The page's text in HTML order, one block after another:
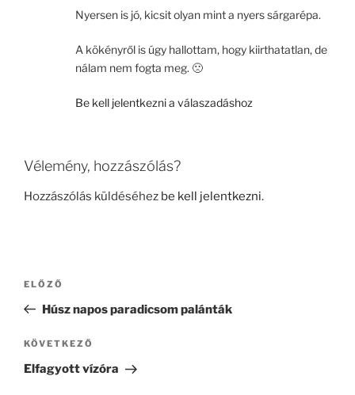
Nyersen is jó, kicsit olyan mint a nyers sárgarépa.
A kökényről is úgy hallottam, hogy kiirthatatlan, de
nálam nem fogta meg. 🙁
Be kell jelentkezni a válaszadáshoz
Vélemény, hozzászólás?
Hozzászólás küldéséhez be kell jelentkezni.
Bejegyzés
Korábbi
bejegyzés
ELŐZŐ
Húsz napos paradicsom palánták
Következő
bejegyzés
KÖVETKEZŐ
Elfagyott vízóra